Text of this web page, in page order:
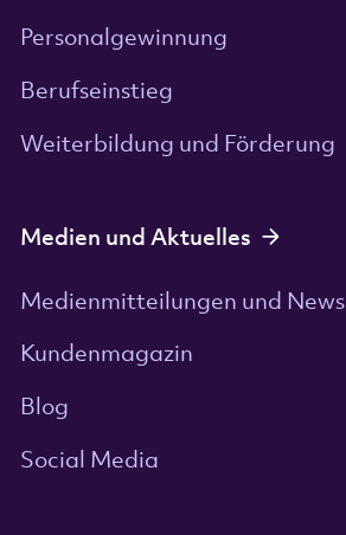
Personalgewinnung
Berufseinstieg
Weiterbildung und Förderung
Medien und Aktuelles
Medienmitteilungen und News
Kundenmagazin
Blog
Social Media